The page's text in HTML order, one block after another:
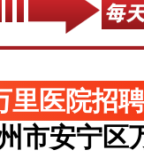
里医院招
市安宁区